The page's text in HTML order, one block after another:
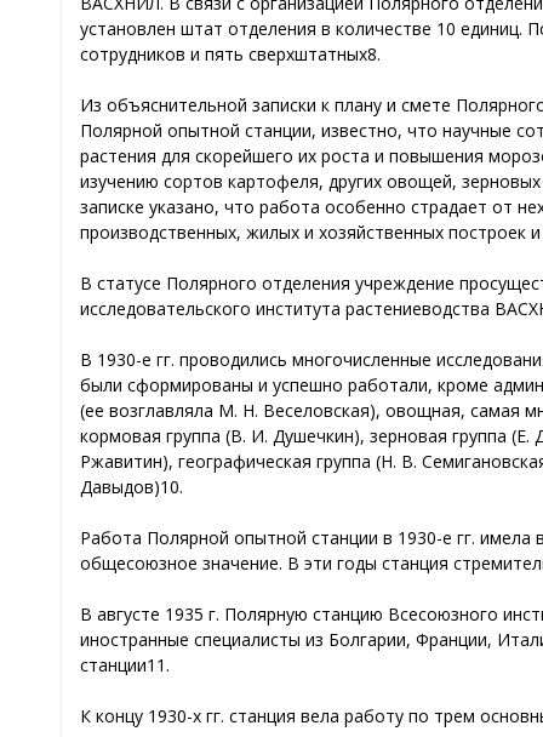
установлен штат отделения в количестве 10 единиц.
сотрудников и пять сверхштатных8.
Из объяснительной записки к плану и смете
Полярной опытной станции, известно, что научные
растения для скорейшего их роста и повышения
изучению сортов картофеля, других овощей,
записке указано, что работа особенно страдает от
производственных, жилых и хозяйственных построек
В статусе Полярного отделения учреждение
исследовательского института растениеводства
В 1930-е гг. проводились многочисленные
были сформированы и успешно работали, кроме
(ее возглавляла М. Н. Веселовская), овощная, самая
кормовая группа (В. И. Душечкин), зерновая группа
Ржавитин), географическая группа (Н. В.
Давыдов)10.
Работа Полярной опытной станции в 1930-е гг.
общесоюзное значение. В эти годы станция
В августе 1935 г. Полярную станцию Всесоюзного
иностранные специалисты из Болгарии, Франции,
станции11.
К концу 1930-х гг. станция вела работу по трем